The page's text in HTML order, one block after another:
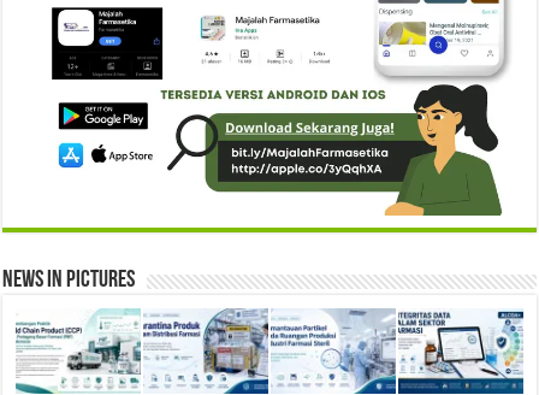
News in Pictures